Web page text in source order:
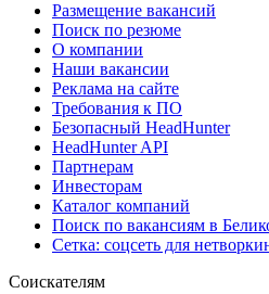
Размещение вакансий
Поиск по резюме
О компании
Наши вакансии
Реклама на сайте
Требования к ПО
Безопасный HeadHunter
HeadHunter API
Партнерам
Инвесторам
Каталог компаний
Поиск по вакансиям в
Сетка: соцсеть для
Соискателям